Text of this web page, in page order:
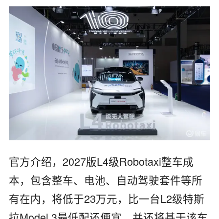
官方介绍，2027版L4级Robotaxi整车成
本，包含整车、电池、自动驾驶套件等所
有在内，将低于23万元，比一台L2级特斯